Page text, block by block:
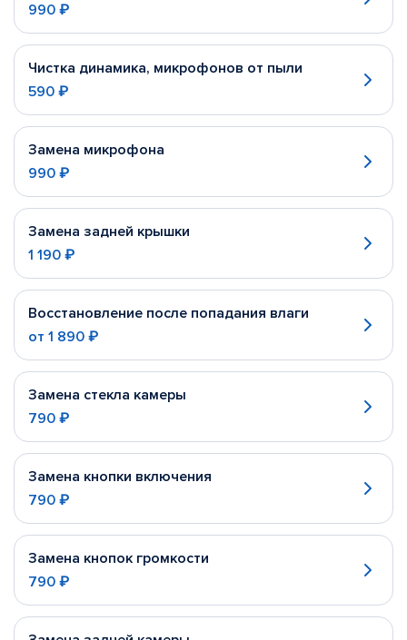
990 ₽
Чистка динамика, микрофонов от пыли
590 ₽
Замена микрофона
990 ₽
Замена задней крышки
1 190 ₽
Восстановление после попадания влаги
от 1 890 ₽
Замена стекла камеры
790 ₽
Замена кнопки включения
790 ₽
Замена кнопок громкости
790 ₽